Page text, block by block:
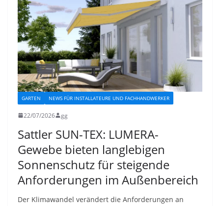
GARTEN NEWS FÜR INSTALLATEURE UND FACHHANDWERKER
22/07/2026 gg
Sattler SUN-TEX: LUMERA-
Gewebe bieten langlebigen
Sonnenschutz für steigende
Anforderungen im Außenbereich
Der Klimawandel verändert die Anforderungen an